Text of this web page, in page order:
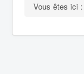
Vous êtes ici :